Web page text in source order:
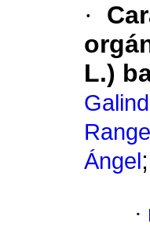
·
L.)
Ángel ;
·